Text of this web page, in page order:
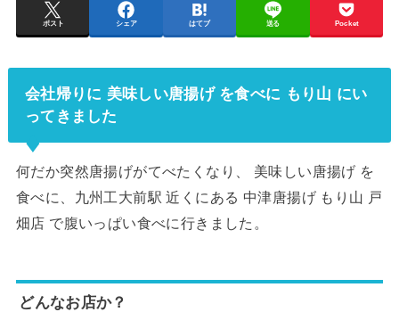
ポスト シェア はてブ 送る Pocket
会社帰りに 美味しい唐揚げ を食べに もり山 にい
ってきました
何だか突然唐揚げがてべたくなり、 美味しい唐揚げ を
食べに、九州工大前駅 近くにある 中津唐揚げ もり山 戸
畑店 で腹いっぱい食べに行きました。
どんなお店か？